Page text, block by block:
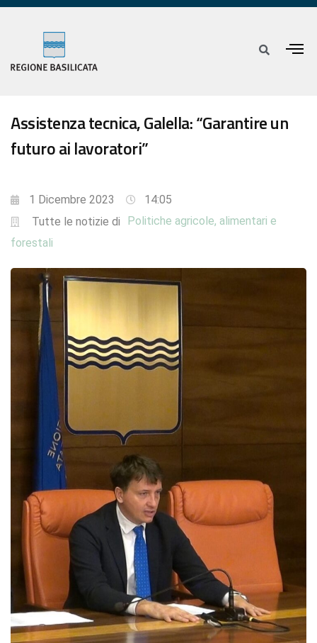
Assistenza tecnica, Galella: “Garantire un
futuro ai lavoratori”
1 Dicembre 2023
14:05
Tutte le notizie di
Politiche agricole, alimentari e
forestali